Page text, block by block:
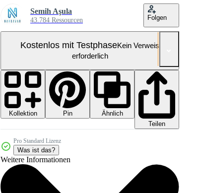
Semih Aşula
43.784 Ressourcen Folgen
Kostenlos mit TestphaseKein Verweis
erforderlich
Kollektion Pin
Ähnlich
Teilen
Pro Standard Lizenz
Was ist das?
Weitere Informationen